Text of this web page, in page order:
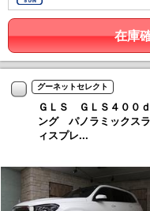
在庫
グーネットセレクト
ＧＬＳ ＧＬＳ４００
ング パノラミックス
ィスプレ...